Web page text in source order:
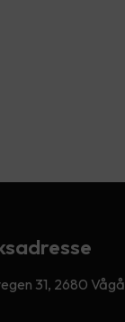
31, 2680 Vågå